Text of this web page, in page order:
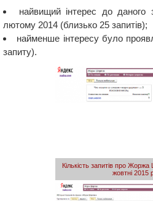
найвищий інтерес до даного
лютому 2014 (близько 25 запитів);
найменше інтересу було
запиту).
Кількість запитів про
жовтні 2015